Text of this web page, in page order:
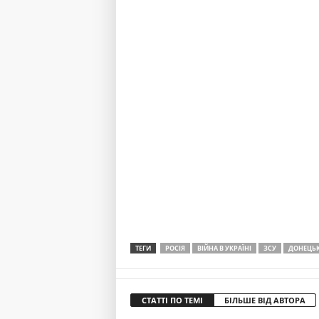
ТЕГИ РОСІЯ ВІЙНА В УКРАЇНІ ЗСУ
СТАТТІ ПО ТЕМІ БІЛЬШЕ ВІД АВТОРА